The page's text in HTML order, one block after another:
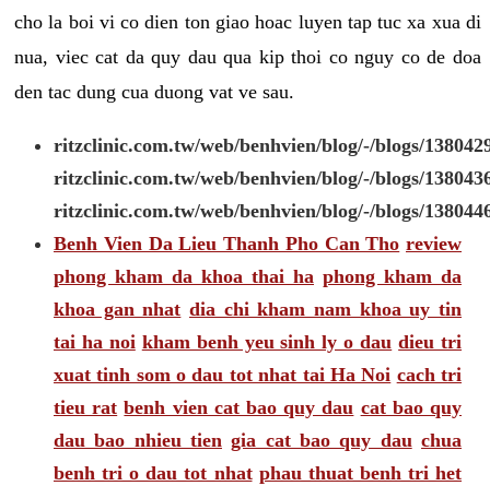
cho la boi vi co dien ton giao hoac luyen tap tuc xa xua di
nua, viec cat da quy dau qua kip thoi co nguy co de doa
den tac dung cua duong vat ve sau.
ritzclinic.com.tw/web/benhvien/blog/-/blogs/
ritzclinic.com.tw/web/benhvien/blog/-/blogs/
ritzclinic.com.tw/web/benhvien/blog/-/blogs/
Benh Vien Da Lieu Thanh Pho Can Tho review
phong kham da khoa thai ha phong kham da
khoa gan nhat dia chi kham nam khoa uy tin
tai ha noi kham benh yeu sinh ly o dau dieu tri
xuat tinh som o dau tot nhat tai Ha Noi cach tri
tieu rat benh vien cat bao quy dau cat bao quy
dau bao nhieu tien gia cat bao quy dau chua
benh tri o dau tot nhat phau thuat benh tri het